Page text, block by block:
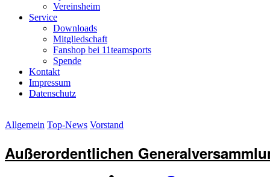
Vereinsheim
Service
Downloads
Mitgliedschaft
Fanshop bei 11teamsports
Spende
Kontakt
Impressum
Datenschutz
Allgemein Top-News Vorstand
Außerordentlichen